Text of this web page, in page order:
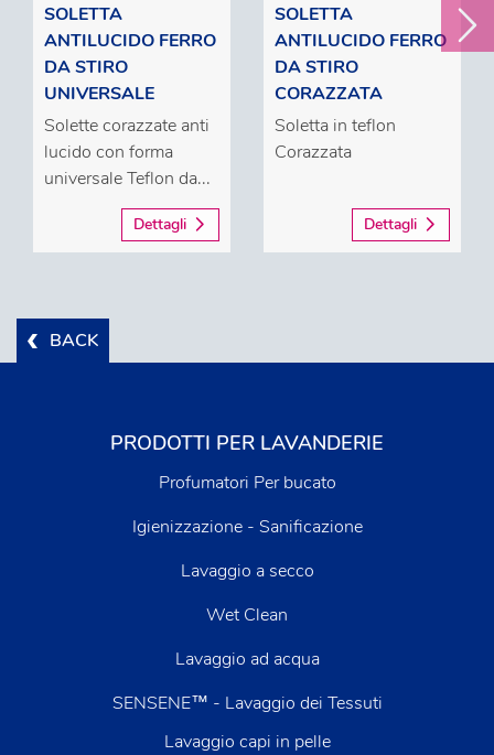
SOLETTA
ANTILUCIDO FERRO
DA STIRO
UNIVERSALE
Solette corazzate anti
lucido con forma
universale Teflon da...
Dettagli
SOLETTA
ANTILUCIDO FERRO
DA STIRO
CORAZZATA
Soletta in teflon
Corazzata
Dettagli
BACK
PRODOTTI PER LAVANDERIE
Profumatori Per bucato
Igienizzazione - Sanificazione
Lavaggio a secco
Wet Clean
Lavaggio ad acqua
SENSENE™ - Lavaggio dei Tessuti
Lavaggio capi in pelle